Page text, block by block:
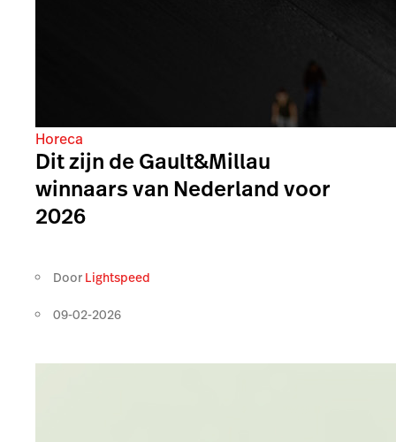
Horeca
Dit zijn de Gault&Millau
winnaars van Nederland voor
2026
Door Lightspeed
09-02-2026